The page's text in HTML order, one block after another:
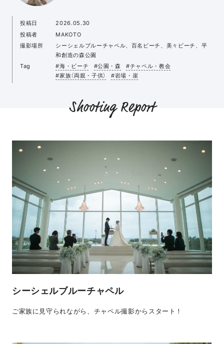
投稿日
2026.05.30
投稿者
MAKOTO
撮影場所
シーシェルブルーチャペル、百名ビーチ、美々ビーチ、平
和創造の森公園
Tag
#海・ビーチ #公園・森
#チャペル・教会
#家族（両親・子供）
#岩場・崖
Shooting Report
シーシェルブルーチャペル
ご家族に見守られながら、チャペル撮影からスタート！